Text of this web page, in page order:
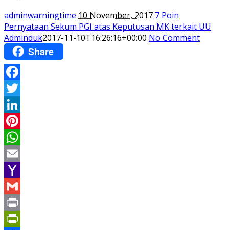
adminwarningtime 10 November, 2017 7 Poin
Pernyataan Sekum PGI atas Keputusan MK terkait UU
Adminduk2017-11-10T16:26:16+00:00 No Comment
Share
Facebook
Twitter
LinkedIn
Pinterest
WhatsApp
Email
Yahoo
Mail
Gmail
Print